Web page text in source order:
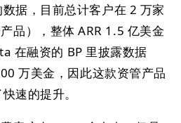
据，目前总计客户在 2 万家
品），整体 ARR 1.5 亿美金
在融资的 BP 里披露数据
万美金，因此这款资管产品
速的提升。